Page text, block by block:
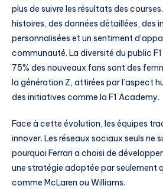
plus de suivre les résultats des
histoires, des données détaillées, des
personnalisées et un sentiment
communauté. La diversité du public
75% des nouveaux fans sont des
la génération Z, attirées par l’aspect
des initiatives comme la F1 Academy.
Face à cette évolution, les équipes
innover. Les réseaux sociaux seuls ne
pourquoi Ferrari a choisi de
une stratégie adoptée par seulement
comme McLaren ou Williams.